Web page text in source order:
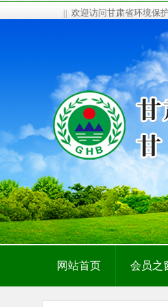
|| 欢迎访问甘肃省环境保
网站首页 会员之